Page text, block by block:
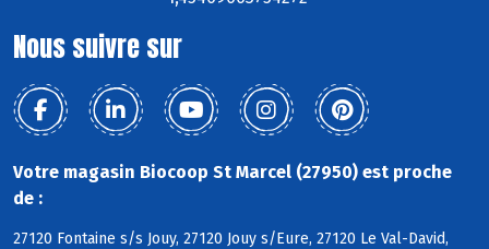
Nous suivre sur
Votre magasin Biocoop St Marcel (27950) est proche
de :
27120 Fontaine s/s Jouy, 27120 Jouy s/Eure, 27120 Le Val-David,